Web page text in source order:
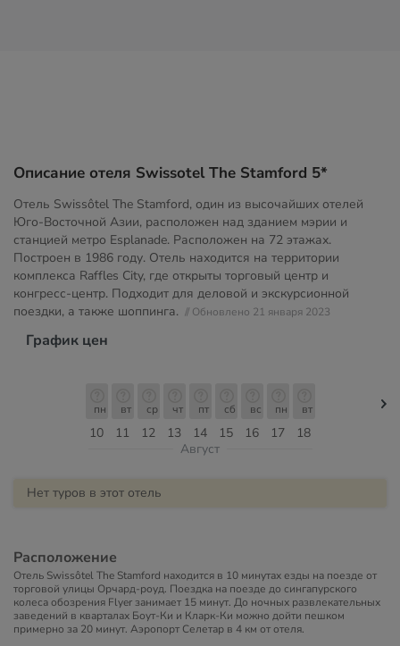
Описание отеля Swissotel The Stamford 5*
Отель Swissôtel The Stamford, один из высочайших отелей
Юго-Восточной Азии, расположен над зданием мэрии и
станцией метро Esplanade. Расположен на 72 этажах.
Построен в 1986 году. Отель находится на территории
комплекса Raffles City, где открыты торговый центр и
конгресс-центр. Подходит для деловой и экскурсионной
поездки, а также шоппинга. // Обновлено 21 января 2023
График цен
10
пн
11
вт
12
ср
13
чт
14
пт
15
сб
16
вс
17
пн
18
вт
Август
Нет туров в этот отель
Расположение
Отель Swissôtel The Stamford находится в 10 минутах езды на поезде от
торговой улицы Орчард-роуд. Поездка на поезде до сингапурского
колеса обозрения Flyer занимает 15 минут. До ночных развлекательных
заведений в кварталах Боут-Ки и Кларк-Ки можно дойти пешком
примерно за 20 минут. Аэропорт Селетар в 4 км от отеля.